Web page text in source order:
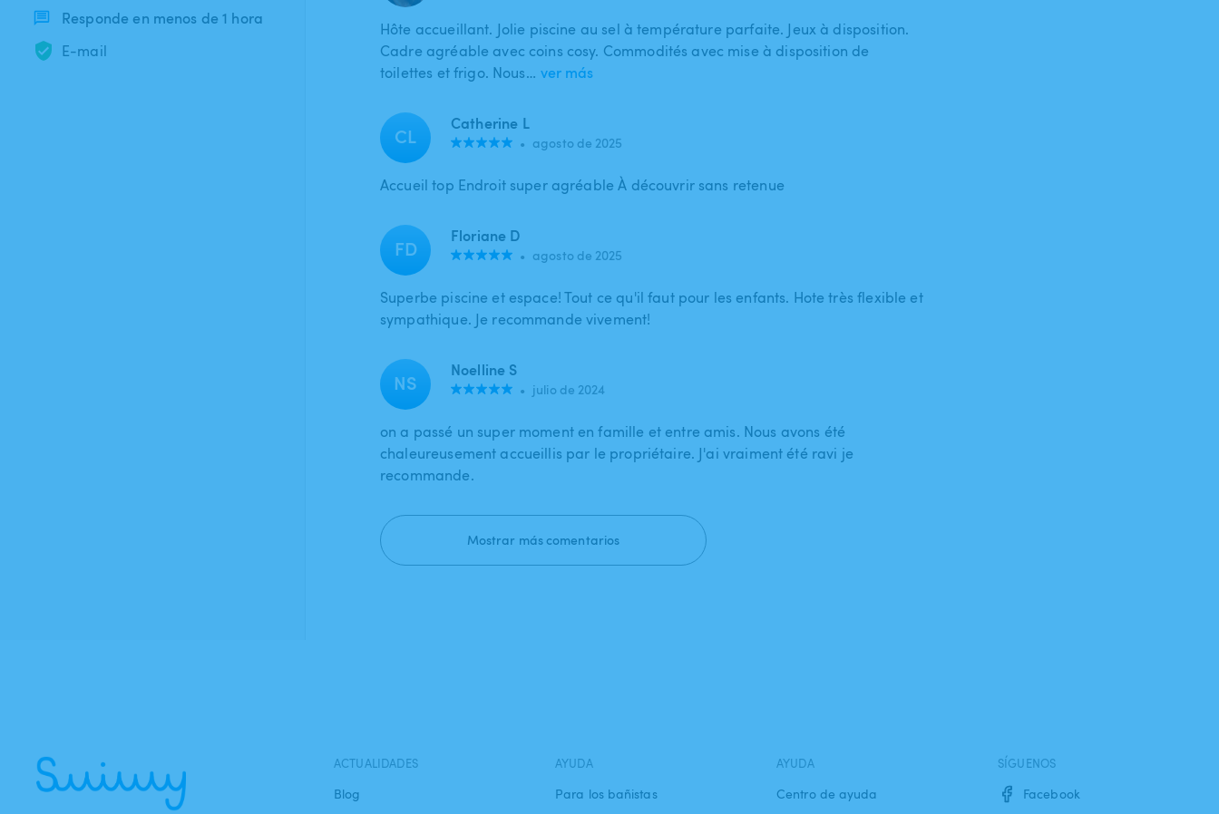
Responde en menos de 1 hora
E-mail
Hôte accueillant. Jolie piscine au sel à température parfaite. Jeux à disposition.
Cadre agréable avec coins cosy. Commodités avec mise à disposition de
toilettes et frigo. Nous… ver más
CL Catherine L
• agosto de 2025
Accueil top Endroit super agréable À découvrir sans retenue
FD Floriane D
• agosto de 2025
Superbe piscine et espace! Tout ce qu'il faut pour les enfants. Hote très flexible et
sympathique. Je recommande vivement!
NS Noelline S
• julio de 2024
on a passé un super moment en famille et entre amis. Nous avons été
chaleureusement accueillis par le propriétaire. J'ai vraiment été ravi je
recommande.
Mostrar más comentarios
ACTUALIDADES
Blog
AYUDA
Para los bañistas
AYUDA
Centro de ayuda
SÍGUENOS
Facebook